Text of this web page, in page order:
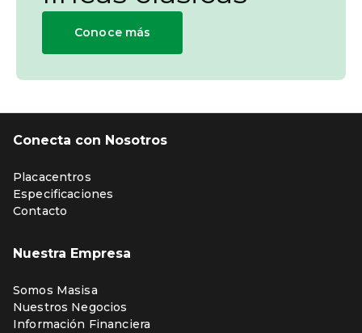
Conoce más
Conecta con Nosotros
Placacentros
Especificaciones
Contacto
Nuestra Empresa
Somos Masisa
Nuestros Negocios
Información Financiera